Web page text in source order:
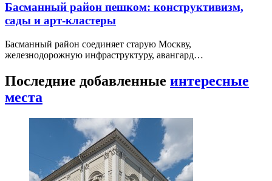
Басманный район пешком: конструктивизм,
сады и арт-кластеры
Басманный район соединяет старую Москву,
железнодорожную инфраструктуру, авангард…
Последние добавленные интересные
места